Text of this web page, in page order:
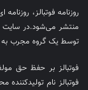
منتشر می‌شود.در سایت
توسط یک گروه مجرب به
فوتبالز بر حفظ حق
فوتبالز نام